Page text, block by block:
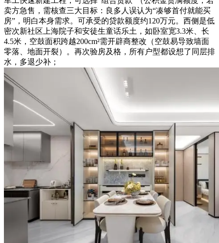
卖方急售，需核查三大目标：良多人误认为“凑够首付就能买
房”，明白本身需求。可承受的贷款额度约120万元。西侧是低
密次新社区上海院子和安徒生童话乐土，如卧室宽3.3米、长
4.5米，空鼓面积跨越200cm²需开辟商整改（空鼓易导致墙面
零落、地面开裂）。再次验房及格，所有户型都设想了同层排
水，多退少补；